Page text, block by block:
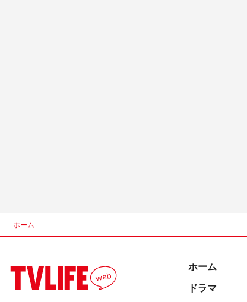
ホーム
ホーム
ドラマ